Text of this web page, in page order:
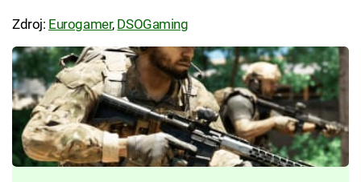
Zdroj: Eurogamer, DSOGaming